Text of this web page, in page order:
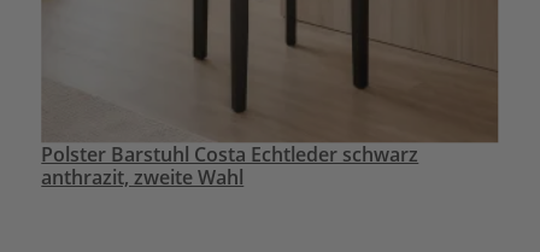
Polster Barstuhl Costa Echtleder schwarz
anthrazit, zweite Wahl